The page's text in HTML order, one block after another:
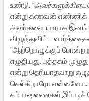
உண்டு.
என்று கணவன் எண்ணிக்
அவர்களை யாராக இனங்
விழுந்துவிட்ட
“ஆற்றொழுக்குப் போன்ற
எழுதியது. புத்தகம்
என்று தெரியாதவாறு
செல்கிறாரோ என்னவோ..
சம்பாஷணைகள் இப்படிச்